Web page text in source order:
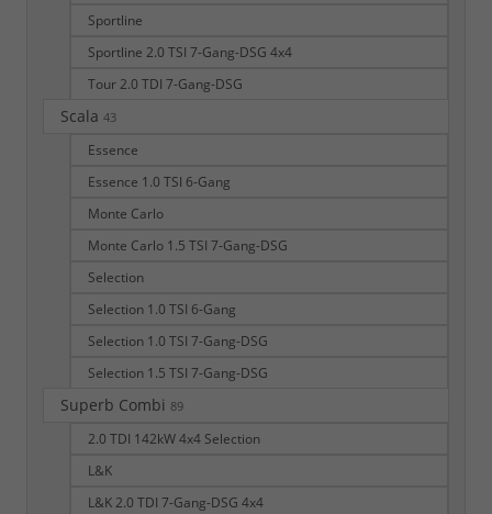
Sportline
Sportline 2.0 TSI 7-Gang-DSG 4x4
Tour 2.0 TDI 7-Gang-DSG
Scala 43
Essence
Essence 1.0 TSI 6-Gang
Monte Carlo
Monte Carlo 1.5 TSI 7-Gang-DSG
Selection
Selection 1.0 TSI 6-Gang
Selection 1.0 TSI 7-Gang-DSG
Selection 1.5 TSI 7-Gang-DSG
Superb Combi 89
2.0 TDI 142kW 4x4 Selection
L&K
L&K 2.0 TDI 7-Gang-DSG 4x4